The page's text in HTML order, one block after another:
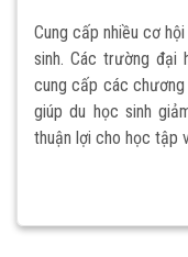
Cung cấp nhiều cơ
sinh. Các trường đại
cung cấp các
giúp du học sinh
thuận lợi cho học tập